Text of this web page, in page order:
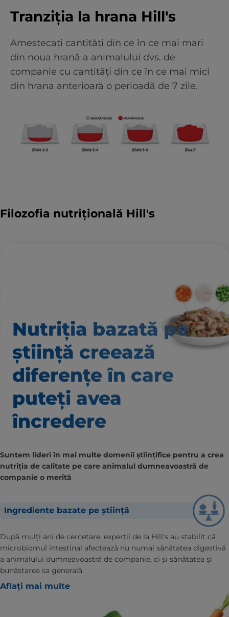
Tranziția la hrana Hill's
Amestecați cantități din ce în ce mai mari
din noua hrană a animalului dvs. de
companie cu cantități din ce în ce mai mici
din hrana anterioară o perioadă de 7 zile.
Filozofia nutrițională Hill's
Nutriția bazată pe
știință creează
diferențe în care
puteți avea
încredere
Suntem lideri în mai multe domenii științifice pentru a crea
nutriția de calitate pe care animalul dumneavoastră de
companie o merită
Ingrediente bazate pe știință
După mulți ani de cercetare, experții de la Hill's au stabilit că
microbiomul intestinal afectează nu numai sănătatea digestivă
a animalului dumneavoastră de companie, ci și sănătatea și
bunăstarea sa generală.
Aflați mai multe